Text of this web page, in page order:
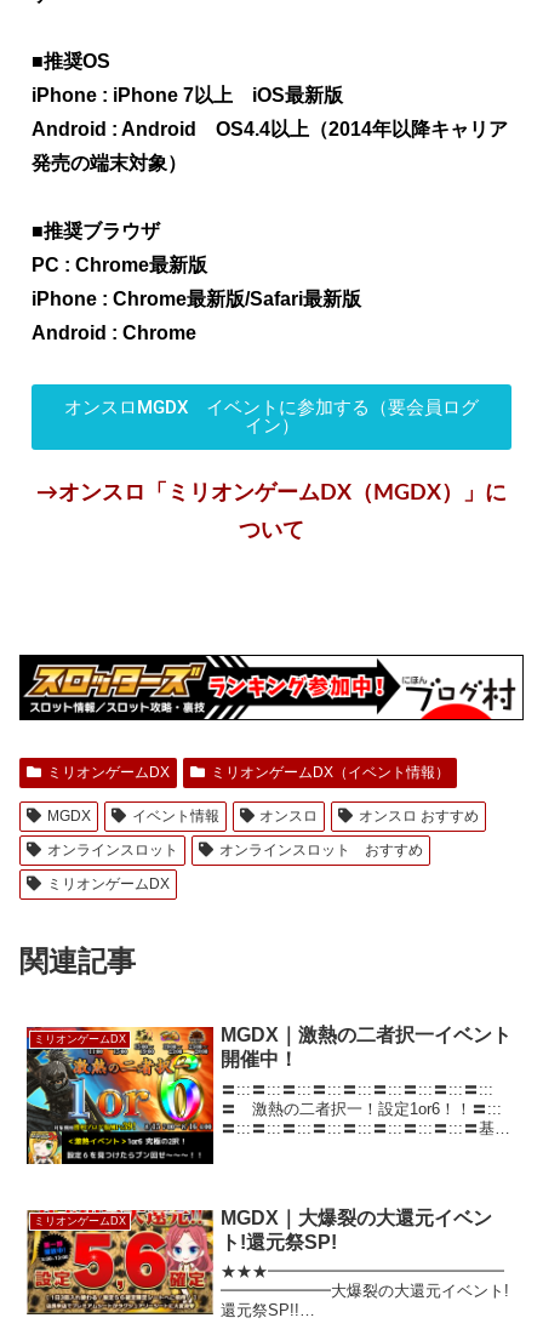
■推奨OS
iPhone : iPhone 7以上 iOS最新版
Android : Android OS4.4以上（2014年以降キャリア
発売の端末対象）
■推奨ブラウザ
PC : Chrome最新版
iPhone : Chrome最新版/Safari最新版
Android : Chrome
オンスロMGDX イベントに参加する（要会員ログ
イン）
→オンスロ「ミリオンゲームDX（MGDX）」に
ついて
ミリオンゲームDX ミリオンゲームDX（イベント情報）
MGDX イベント情報 オンスロ
オンスロ おすすめ
オンラインスロット
オンラインスロット おすすめ
ミリオンゲームDX
関連記事
ミリオンゲームDX
MGDX｜激熱の二者択一イベント
開催中！
〓:::〓:::〓:::〓:::〓:::〓:::〓:::〓:::〓:::
〓 激熱の二者択一！設定1or6！！〓:::
〓:::〓:::〓:::〓:::〓:::〓:::〓:::〓:::〓基本
ミリオンゲームDX
MGDX｜大爆裂の大還元イベン
ト!還元祭SP!
★★★━━━━━━━━━━━━━━━
━━━━━━━大爆裂の大還元イベント!
還元祭SP!!